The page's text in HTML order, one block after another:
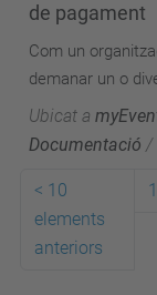
de pagament
Com un
demanar un o
Ubicat a
Documentació /
< 10
elements
anteriors
1